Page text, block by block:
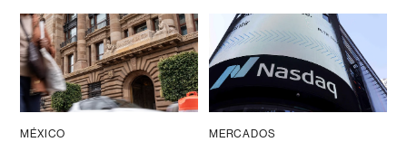
MÉXICO MERCADOS